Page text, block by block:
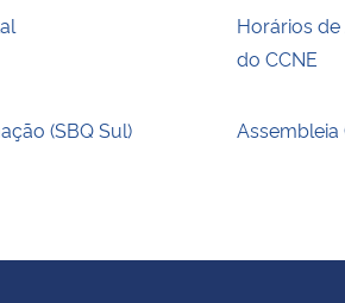
Horários
do CCNE
(SBQ Sul) Assembleia